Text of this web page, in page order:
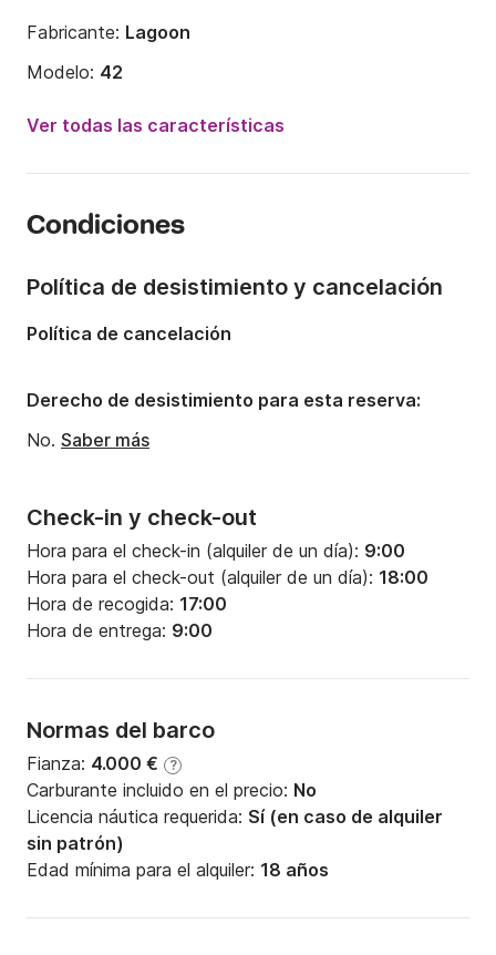
Fabricante: Lagoon
Modelo: 42
Número de camas:
Calado: 1.35m
Potencia del motor:
Ver todas las características
Condiciones
Check-in y check-out
Hora para el check-in (alquiler de un día): 9:00
Hora para el check-out (alquiler de un día): 18:00
Hora de recogida: 17:00
Hora de entrega: 9:00
Normas del barco
Fianza: 4.000 € ?
Carburante incluido en el precio: No
Licencia náutica requerida: Sí (en caso de alquiler
sin patrón)
Edad mínima para el alquiler: 18 años
Política de desistimiento y cancelación
Política de cancelación
Derecho de desistimiento para esta reserva:
No. Saber más